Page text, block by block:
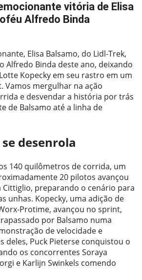
vitória de Elisa
Alfredo Binda
Elisa Balsamo, do Lidl-Trek,
Alfredo Binda deste ano, deixando
Kopecky em seu rastro em um
Vamos mergulhar na ação
e desvendar a história por trás
de Balsamo até a linha de
desenrola
140 quilômetros de corrida, um
20 pilotos avançou
Cittiglio, preparando o cenário para
unhas. Kopecky, uma adição de
Protime, avançou no sprint,
por Balsamo numa
de velocidade e
deles, Puck Pieterse conquistou o
os concorrentes Soraya
e Karlijn Swinkels comendo